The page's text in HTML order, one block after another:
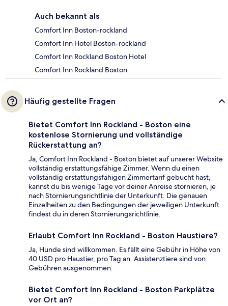
Auch bekannt als
Comfort Inn Boston-rockland
Comfort Inn Hotel Boston-rockland
Comfort Inn Rockland Boston Hotel
Comfort Inn Rockland Boston
Häufig gestellte Fragen
Bietet Comfort Inn Rockland - Boston eine
kostenlose Stornierung und vollständige
Rückerstattung an?
Ja, Comfort Inn Rockland - Boston bietet auf unserer Website
vollständig erstattungsfähige Zimmer. Wenn du einen
vollständig erstattungsfähigen Zimmertarif gebucht hast,
kannst du bis wenige Tage vor deiner Anreise stornieren, je
nach Stornierungsrichtlinie der Unterkunft. Die genauen
Einzelheiten zu den Bedingungen der jeweiligen Unterkunft
findest du in deren Stornierungsrichtlinie.
Erlaubt Comfort Inn Rockland - Boston Haustiere?
Ja, Hunde sind willkommen. Es fällt eine Gebühr in Höhe von
40 USD pro Haustier, pro Tag an. Assistenztiere sind von
Gebühren ausgenommen.
Bietet Comfort Inn Rockland - Boston Parkplätze
vor Ort an?